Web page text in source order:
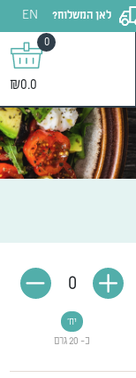
לאן המשלוח?
EN
0
₪0.0
כ- 20 גרם
יח'
0